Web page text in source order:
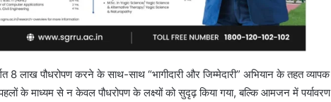
8 लाख पौधरोपण करने के साथ-साथ “भागीदारी और जिम्मेदारी” अभियान के तहत व्यापक
के माध्यम से न केवल पौधरोपण के लक्ष्यों को सुदृढ़ किया गया, बल्कि आमजन में पर्यावरण